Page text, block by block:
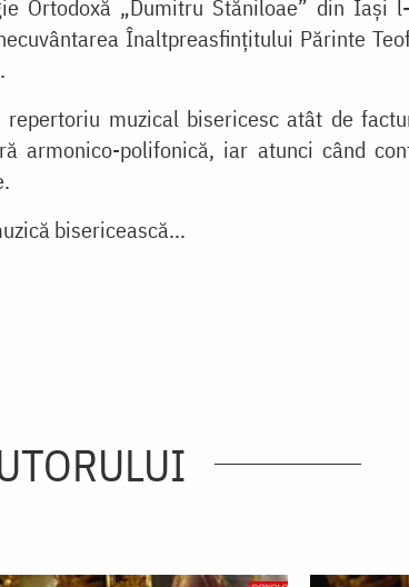
Ortodoxă „Dumitru Stăniloae” din
Înaltpreasfințitului Părinte
muzical bisericesc atât de
armonico-polifonică, iar atunci când
bisericească...